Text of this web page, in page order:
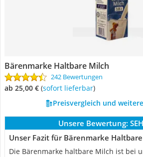
Bärenmarke Haltbare Milch
242 Bewertungen
ab 25,00 € ( Sofort lieferbar)
Preisvergleich und
Unsere Bewertung:
Unser Fazit für Bärenmarke
Die Bärenmarke haltbare Milch ist bei